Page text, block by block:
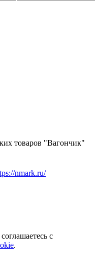
товаров "Вагончик"
с
.